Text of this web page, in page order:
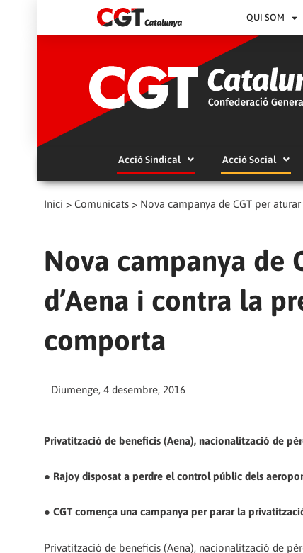
QUI SOM
Acció Sindical Acció Social
Inici > Comunicats > Nova campanya de CGT per
Nova campanya de
d’Aena i contra la
comporta
Diumenge, 4 desembre, 2016
Privatització de beneficis (Aena), nacionalització de
● Rajoy disposat a perdre el control públic dels
● CGT comença una campanya per parar la
Privatització de beneficis (Aena), nacionalització de